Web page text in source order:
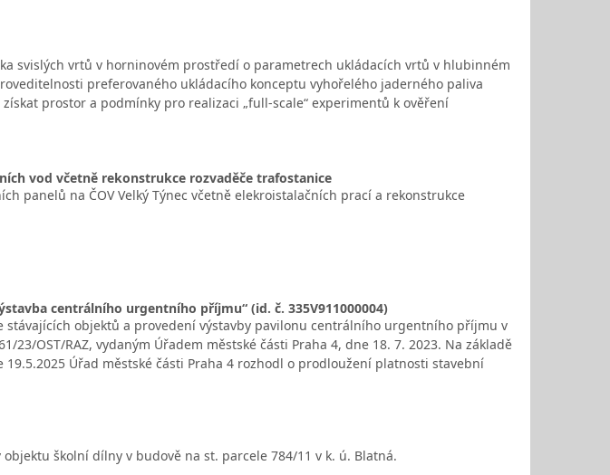
svislých vrtů v horninovém prostředí o parametrech ukládacích vrtů v hlubinném
preferovaného ukládacího konceptu vyhořelého jaderného paliva
získat prostor a podmínky pro realizaci „full-scale“ experimentů k ověření
vod včetně rekonstrukce rozvaděče trafostanice
panelů na ČOV Velký Týnec včetně elekroistalačních prací a rekonstrukce
centrálního urgentního příjmu“ (id. č. 335V911000004)
stávajících objektů a provedení výstavby pavilonu centrálního urgentního příjmu v
23/OST/RAZ, vydaným Úřadem městské části Praha 4, dne 18. 7. 2023. Na základě
19.5.2025 Úřad městské části Praha 4 rozhodl o prodloužení platnosti stavební
školní dílny v budově na st. parcele 784/11 v k. ú. Blatná.